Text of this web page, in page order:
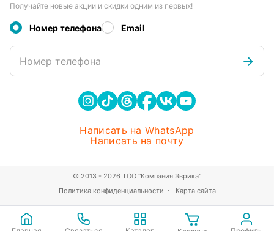
Получайте новые акции и скидки одним из первых!
Номер телефона Email
Номер телефона
Написать на WhatsApp
Написать на почту
Политика конфиденциальности Карта сайта
© 2013 - 2026 ТОО "Компания Эврика"